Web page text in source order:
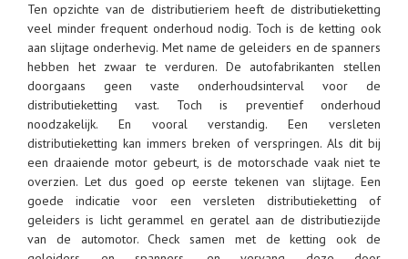
Ten opzichte van de distributieriem heeft de distributieketting
veel minder frequent onderhoud nodig. Toch is de ketting ook
aan slijtage onderhevig. Met name de geleiders en de spanners
hebben het zwaar te verduren. De autofabrikanten stellen
doorgaans geen vaste onderhoudsinterval voor de
distributieketting vast. Toch is preventief onderhoud
noodzakelijk. En vooral verstandig. Een versleten
distributieketting kan immers breken of verspringen. Als dit bij
een draaiende motor gebeurt, is de motorschade vaak niet te
overzien. Let dus goed op eerste tekenen van slijtage. Een
goede indicatie voor een versleten distributieketting of
geleiders is licht gerammel en geratel aan de distributiezijde
van de automotor. Check samen met de ketting ook de